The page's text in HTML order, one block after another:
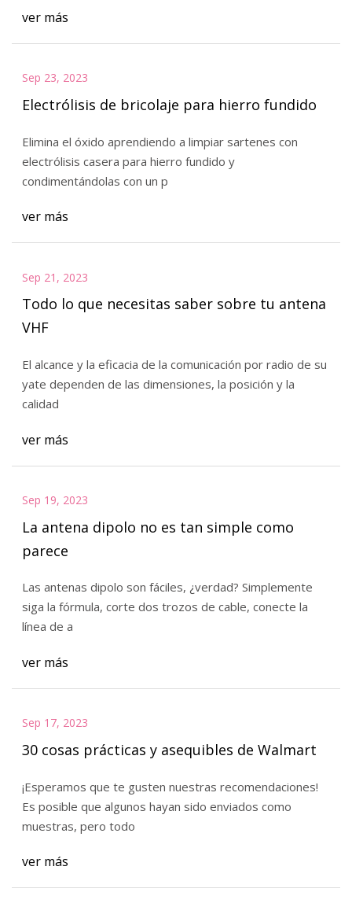
ver más
Sep 23, 2023
Electrólisis de bricolaje para hierro fundido
Elimina el óxido aprendiendo a limpiar sartenes con
electrólisis casera para hierro fundido y
condimentándolas con un p
ver más
Sep 21, 2023
Todo lo que necesitas saber sobre tu antena
VHF
El alcance y la eficacia de la comunicación por radio de su
yate dependen de las dimensiones, la posición y la
calidad
ver más
Sep 19, 2023
La antena dipolo no es tan simple como
parece
Las antenas dipolo son fáciles, ¿verdad? Simplemente
siga la fórmula, corte dos trozos de cable, conecte la
línea de a
ver más
Sep 17, 2023
30 cosas prácticas y asequibles de Walmart
¡Esperamos que te gusten nuestras recomendaciones!
Es posible que algunos hayan sido enviados como
muestras, pero todo
ver más